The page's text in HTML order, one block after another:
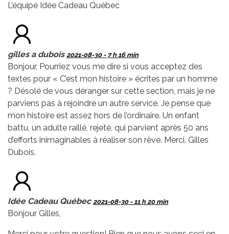
L’équipe Idée Cadeau Québec
gilles a dubois 2021-08-30 - 7 h 16 min
Bonjour, Pourriez vous me dire si vous acceptez des
textes pour « C’est mon histoire » écrites par un homme
? Désolé de vous déranger sur cette section, mais je ne
parviens pas à rejoindre un autre service. Je pense que
mon histoire est assez hors de l’ordinaire. Un enfant
battu, un adulte raillé, rejeté, qui parvient après 50 ans
d’efforts inimaginables à réaliser son rêve. Merci. Gilles
Dubois.
Idée Cadeau Québec 2021-08-30 - 11 h 20 min
Bonjour Gilles,